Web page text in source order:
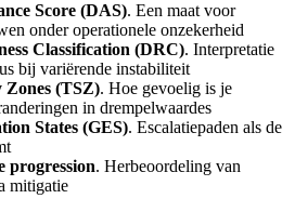
Score (DAS). Een maat voor
onder operationele onzekerheid
Classification (DRC). Interpretatie
bij variërende instabiliteit
(TSZ). Hoe gevoelig is je
in drempelwaardes
States (GES). Escalatiepaden als de
progression. Herbeoordeling van
mitigatie